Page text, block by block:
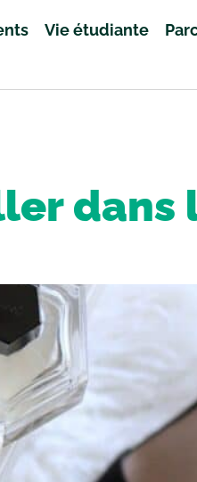
Vie étudiante
dans